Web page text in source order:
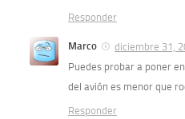
Responder
Marco
diciembre 31,
Puedes probar a poner
del avión es menor que
Responder